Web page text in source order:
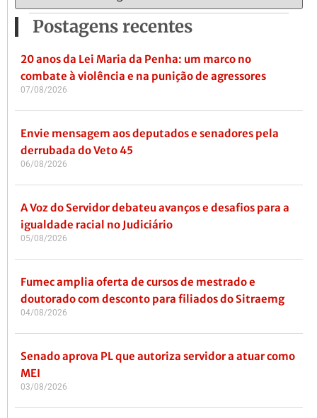
Postagens recentes
20 anos da Lei Maria da Penha: um marco no
combate à violência e na punição de agressores
07/08/2026
Envie mensagem aos deputados e senadores pela
derrubada do Veto 45
06/08/2026
A Voz do Servidor debateu avanços e desafios para a
igualdade racial no Judiciário
05/08/2026
Fumec amplia oferta de cursos de mestrado e
doutorado com desconto para filiados do Sitraemg
04/08/2026
Senado aprova PL que autoriza servidor a atuar como
MEI
03/08/2026